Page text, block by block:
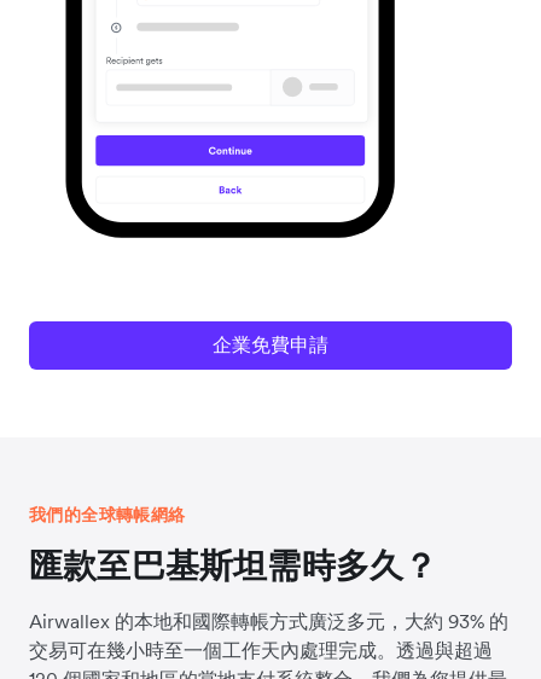
企業免費申請
我們的全球轉帳網絡
匯款至巴基斯坦需時多久？
Airwallex 的本地和國際轉帳方式廣泛多元，大約 93% 的
交易可在幾小時至一個工作天內處理完成。透過與超過